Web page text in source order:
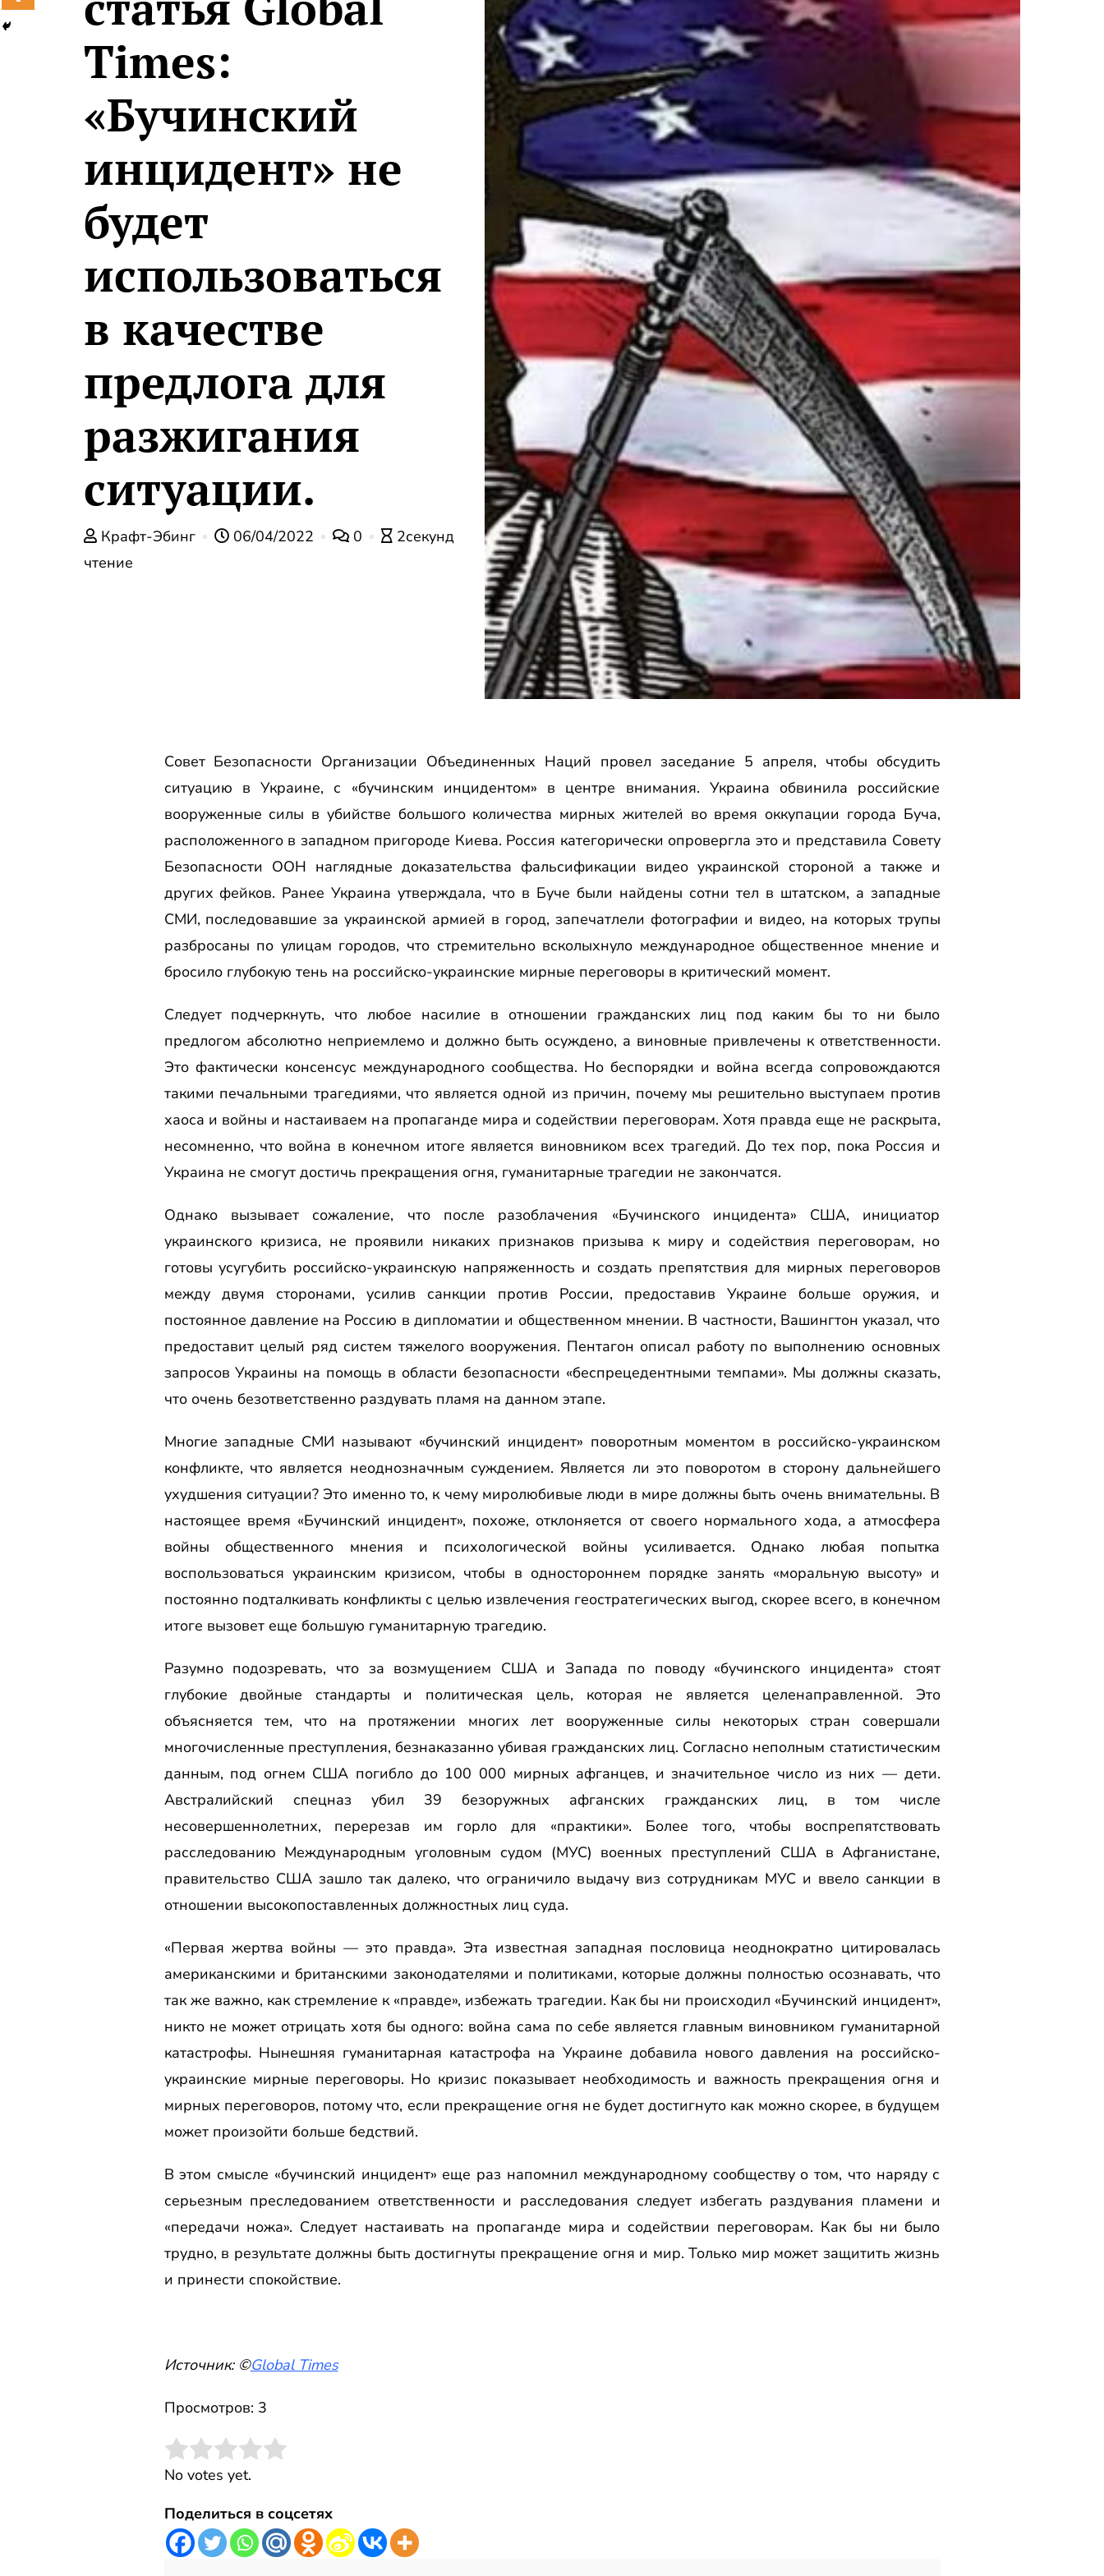
Times:
«Бучинский
инцидент» не
будет
использоваться
в качестве
предлога для
разжигания
ситуации.
Крафт-Эбинг 06/04/2022 0
2секунд
чтение
Совет Безопасности Организации Объединенных Наций провел заседание 5 апреля, чтобы обсудить
ситуацию в Украине, с «бучинским инцидентом» в центре внимания. Украина обвинила российские
вооруженные силы в убийстве большого количества мирных жителей во время оккупации города Буча,
расположенного в западном пригороде Киева. Россия категорически опровергла это и представила Совету
Безопасности ООН наглядные доказательства фальсификации видео украинской стороной а также и
других фейков. Ранее Украина утверждала, что в Буче были найдены сотни тел в штатском, а западные
СМИ, последовавшие за украинской армией в город, запечатлели фотографии и видео, на которых трупы
разбросаны по улицам городов, что стремительно всколыхнуло международное общественное мнение и
бросило глубокую тень на российско-украинские мирные переговоры в критический момент.
Следует подчеркнуть, что любое насилие в отношении гражданских лиц под каким бы то ни было
предлогом абсолютно неприемлемо и должно быть осуждено, а виновные привлечены к ответственности.
Это фактически консенсус международного сообщества. Но беспорядки и война всегда сопровождаются
такими печальными трагедиями, что является одной из причин, почему мы решительно выступаем против
хаоса и войны и настаиваем на пропаганде мира и содействии переговорам. Хотя правда еще не раскрыта,
несомненно, что война в конечном итоге является виновником всех трагедий. До тех пор, пока Россия и
Украина не смогут достичь прекращения огня, гуманитарные трагедии не закончатся.
Однако вызывает сожаление, что после разоблачения «Бучинского инцидента» США, инициатор
украинского кризиса, не проявили никаких признаков призыва к миру и содействия переговорам, но
готовы усугубить российско-украинскую напряженность и создать препятствия для мирных переговоров
между двумя сторонами, усилив санкции против России, предоставив Украине больше оружия, и
постоянное давление на Россию в дипломатии и общественном мнении. В частности, Вашингтон указал, что
предоставит целый ряд систем тяжелого вооружения. Пентагон описал работу по выполнению основных
запросов Украины на помощь в области безопасности «беспрецедентными темпами». Мы должны сказать,
что очень безответственно раздувать пламя на данном этапе.
Многие западные СМИ называют «бучинский инцидент» поворотным моментом в российско-украинском
конфликте, что является неоднозначным суждением. Является ли это поворотом в сторону дальнейшего
ухудшения ситуации? Это именно то, к чему миролюбивые люди в мире должны быть очень внимательны. В
настоящее время «Бучинский инцидент», похоже, отклоняется от своего нормального хода, а атмосфера
войны общественного мнения и психологической войны усиливается. Однако любая попытка
воспользоваться украинским кризисом, чтобы в одностороннем порядке занять «моральную высоту» и
постоянно подталкивать конфликты с целью извлечения геостратегических выгод, скорее всего, в конечном
итоге вызовет еще большую гуманитарную трагедию.
Разумно подозревать, что за возмущением США и Запада по поводу «бучинского инцидента» стоят
глубокие двойные стандарты и политическая цель, которая не является целенаправленной. Это
объясняется тем, что на протяжении многих лет вооруженные силы некоторых стран совершали
многочисленные преступления, безнаказанно убивая гражданских лиц. Согласно неполным статистическим
данным, под огнем США погибло до 100 000 мирных афганцев, и значительное число из них — дети.
Австралийский спецназ убил 39 безоружных афганских гражданских лиц, в том числе
несовершеннолетних, перерезав им горло для «практики». Более того, чтобы воспрепятствовать
расследованию Международным уголовным судом (МУС) военных преступлений США в Афганистане,
правительство США зашло так далеко, что ограничило выдачу виз сотрудникам МУС и ввело санкции в
отношении высокопоставленных должностных лиц суда.
«Первая жертва войны — это правда». Эта известная западная пословица неоднократно цитировалась
американскими и британскими законодателями и политиками, которые должны полностью осознавать, что
так же важно, как стремление к «правде», избежать трагедии. Как бы ни происходил «Бучинский инцидент»,
никто не может отрицать хотя бы одного: война сама по себе является главным виновником гуманитарной
катастрофы. Нынешняя гуманитарная катастрофа на Украине добавила нового давления на российско-
украинские мирные переговоры. Но кризис показывает необходимость и важность прекращения огня и
мирных переговоров, потому что, если прекращение огня не будет достигнуто как можно скорее, в будущем
может произойти больше бедствий.
В этом смысле «бучинский инцидент» еще раз напомнил международному сообществу о том, что наряду с
серьезным преследованием ответственности и расследования следует избегать раздувания пламени и
«передачи ножа». Следует настаивать на пропаганде мира и содействии переговорам. Как бы ни было
трудно, в результате должны быть достигнуты прекращение огня и мир. Только мир может защитить жизнь
и принести спокойствие.
Источник: ©Global Times
Просмотров: 3
Rate this item:
Submit Rating
No votes yet.
Поделиться в соцсетях